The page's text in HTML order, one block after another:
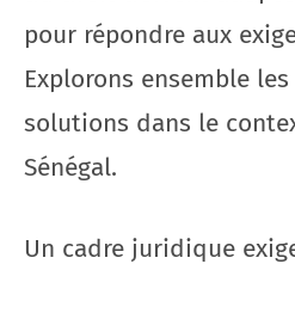
pour répondre aux
Explorons ensemble
solutions dans le
Sénégal.
Un cadre juridique